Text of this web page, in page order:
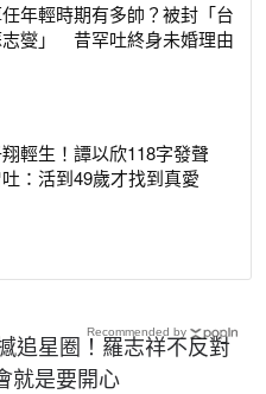
年輕時期有多帥？被封「台
志燮」 昔罕吐終身未婚理由
輕生！譚以欣118字發聲
：活到49歲才找到真愛
追星圈！羅志祥不反對
就是要開心
Recommended by